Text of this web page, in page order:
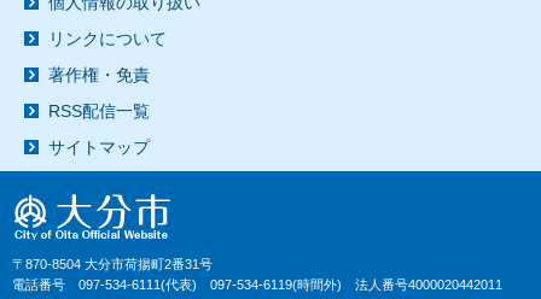
リンクについて
著作権・免責
RSS配信一覧
サイトマップ
〒870-8504 大分市荷揚町2番31号
電話番号 097-534-6111(代表) 097-534-6119(時間外) 法人番号4000020442011